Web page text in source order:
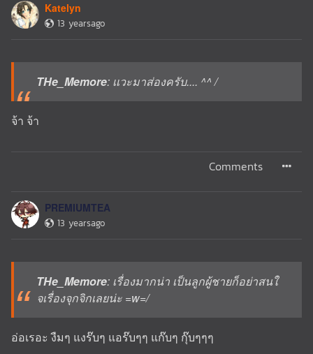
Katelyn
13 yearsago
THe_Memore: เเวะมาส่องครับ.... ^^ /
จ้า จ้า
Comments
PREMIUMTEA
13 yearsago
THe_Memore: เรื่องมากน่า เป็นลูกผู้ชายก็อย่าสนใ
จเรื่องจุกจิกเลยน่ะ =w=/
อ่อเรอะ งืมๆ แงร๊บๆ แอร๊บๆๆ แก๊บๆ กุ๊บๆๆๆ